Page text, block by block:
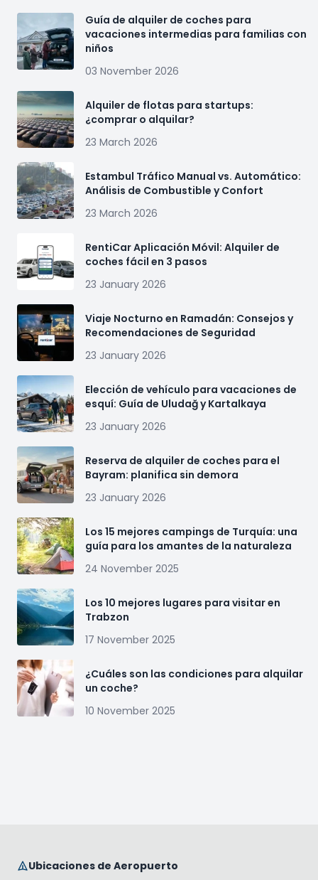
Guía de alquiler de coches para
vacaciones intermedias para familias con
niños
03 November 2026
Alquiler de flotas para startups:
¿comprar o alquilar?
23 March 2026
Estambul Tráfico Manual vs. Automático:
Análisis de Combustible y Confort
23 March 2026
RentiCar Aplicación Móvil: Alquiler de
coches fácil en 3 pasos
23 January 2026
Viaje Nocturno en Ramadán: Consejos y
Recomendaciones de Seguridad
23 January 2026
Elección de vehículo para vacaciones de
esquí: Guía de Uludağ y Kartalkaya
23 January 2026
Reserva de alquiler de coches para el
Bayram: planifica sin demora
23 January 2026
Los 15 mejores campings de Turquía: una
guía para los amantes de la naturaleza
24 November 2025
Los 10 mejores lugares para visitar en
Trabzon
17 November 2025
¿Cuáles son las condiciones para alquilar
un coche?
10 November 2025
Ubicaciones de Aeropuerto